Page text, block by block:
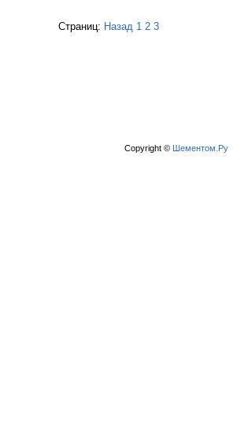
Страниц: Назад 1 2 3
Copyright © Шементом.Ру